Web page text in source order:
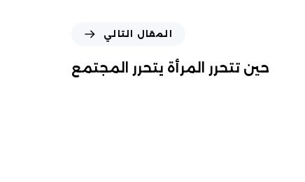
المقال التالي
حين تتحرر المرأة يتحرر المجتمع